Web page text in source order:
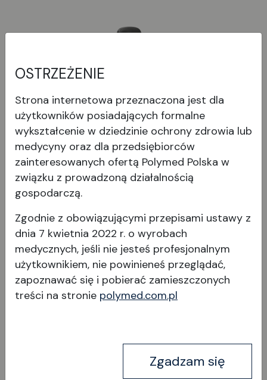
Thronus
Ten dopracowany w najdrobniejszych szczegółach
fotel operacyjny zachwyca wyjątkową, intuicyjną
łatwością obsługi podczas zabiegu chirurgicznego
w połączeniu z wyjątkowym, ergonomicznie
dopracowanym komfortem siedzenia.
Wielofunkcyjne podłokietniki umożliwiają
indywidualną regulację w dowolnym kierunku za
system hamowania umożliwia hamowanie poprzez
naciśnięcie przycisku na zwalniaczu nożnym.
Bezstopniowa elektromechaniczna regulacja
Wyświetl produkt
OSTRZEŻENIE
Strona internetowa przeznaczona jest dla
użytkowników posiadających formalne
wykształcenie w dziedzinie ochrony zdrowia lub
medycyny oraz dla przedsiębiorców
zainteresowanych ofertą Polymed Polska w
związku z prowadzoną działalnością
gospodarczą.
Zgodnie z obowiązującymi przepisami ustawy z
dnia 7 kwietnia 2022 r. o wyrobach
medycznych, jeśli nie jesteś profesjonalnym
użytkownikiem, nie powinieneś przeglądać,
zapoznawać się i pobierać zamieszczonych
treści na stronie polymed.com.pl
Zgadzam się